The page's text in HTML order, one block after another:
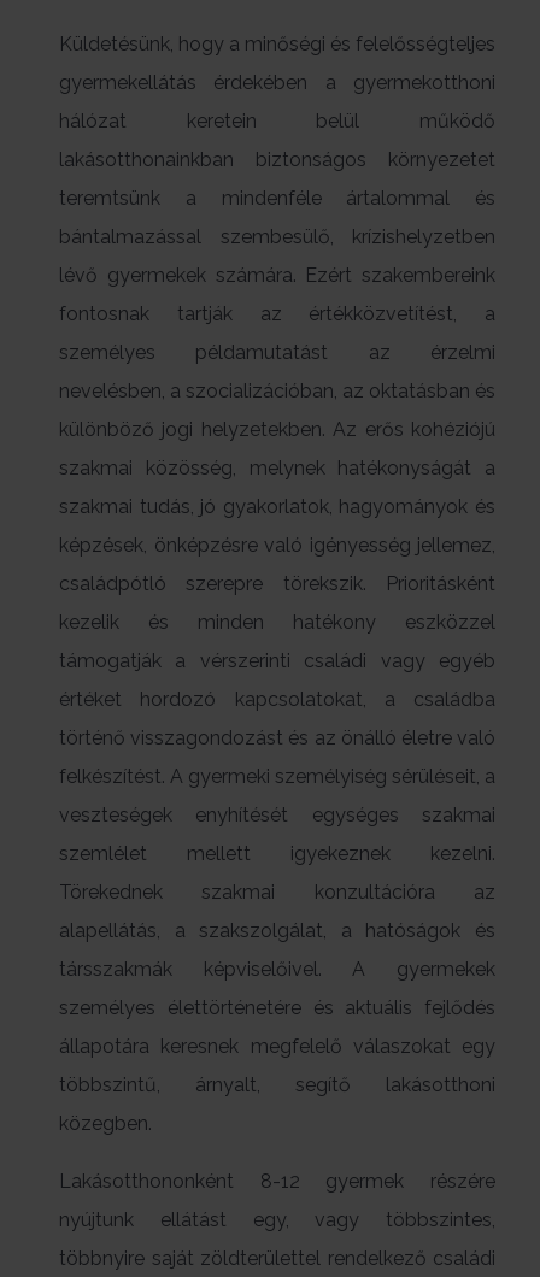
Küldetésünk, hogy a minőségi és felelősségteljes
gyermekellátás érdekében a gyermekotthoni
hálózat keretein belül működő
lakásotthonainkban biztonságos környezetet
teremtsünk a mindenféle ártalommal és
bántalmazással szembesülő, krízishelyzetben
lévő gyermekek számára. Ezért szakembereink
fontosnak tartják az értékközvetítést, a
személyes példamutatást az érzelmi
nevelésben, a szocializációban, az oktatásban és
különböző jogi helyzetekben. Az erős kohéziójú
szakmai közösség, melynek hatékonyságát a
szakmai tudás, jó gyakorlatok, hagyományok és
képzések, önképzésre való igényesség jellemez,
családpótló szerepre törekszik. Prioritásként
kezelik és minden hatékony eszközzel
támogatják a vérszerinti családi vagy egyéb
értéket hordozó kapcsolatokat, a családba
történő visszagondozást és az önálló életre való
felkészítést. A gyermeki személyiség sérüléseit, a
veszteségek enyhítését egységes szakmai
szemlélet mellett igyekeznek kezelni.
Törekednek szakmai konzultációra az
alapellátás, a szakszolgálat, a hatóságok és
társszakmák képviselőivel. A gyermekek
személyes élettörténetére és aktuális fejlődés
állapotára keresnek megfelelő válaszokat egy
többszintű, árnyalt, segítő lakásotthoni
közegben.
Lakásotthononként 8-12 gyermek részére
nyújtunk ellátást egy, vagy többszintes,
többnyire saját zöldterülettel rendelkező családi